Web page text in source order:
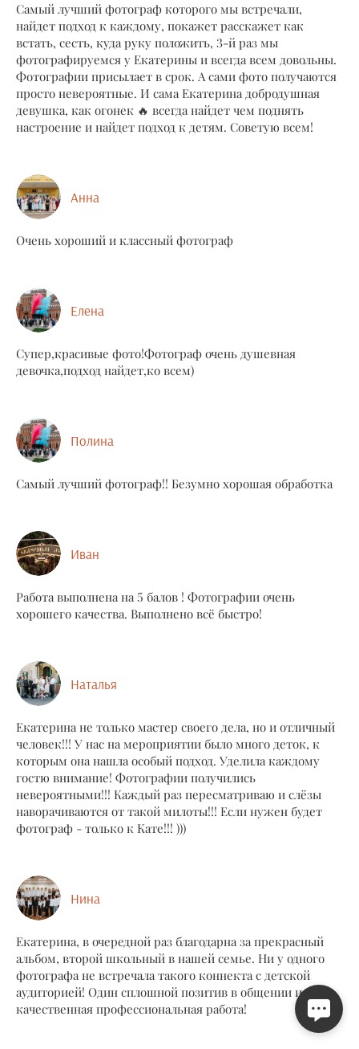
Самый лучший фотограф которого мы встречали,
найдет подход к каждому, покажет расскажет как
встать, сесть, куда руку положить, 3-й раз мы
фотографируемся у Екатерины и всегда всем довольны.
Фотографии присылает в срок. А сами фото получаются
просто невероятные. И сама Екатерина добродушная
девушка, как огонек 🔥 всегда найдет чем поднять
настроение и найдет подход к детям. Советую всем!
Анна
Очень хороший и классный фотограф
Елена
Супер,красивые фото!Фотограф очень душевная
девочка,подход найдет,ко всем)
Полина
Самый лучший фотограф!! Безумно хорошая обработка
Иван
Работа выполнена на 5 балов ! Фотографии очень
хорошего качества. Выполнено всё быстро!
Наталья
Екатерина не только мастер своего дела, но и отличный
человек!!! У нас на мероприятии было много деток, к
которым она нашла особый подход. Уделила каждому
гостю внимание! Фотографии получились
невероятными!!! Каждый раз пересматриваю и слёзы
наворачиваются от такой милоты!!! Если нужен будет
фотограф - только к Кате!!! )))
Нина
Екатерина, в очередной раз благодарна за прекрасный
альбом, второй школьный в нашей семье. Ни у одного
фотографа не встречала такого коннекта с детской
аудиторией! Один сплошной позитив в общении и
качественная профессиональная работа!